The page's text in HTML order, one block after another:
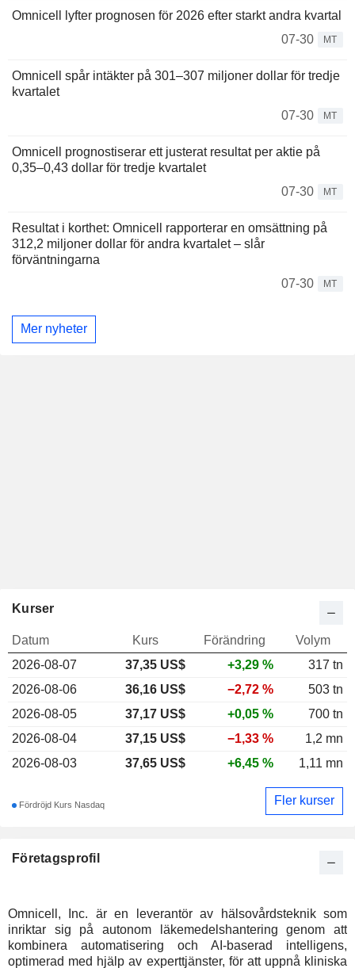
Omnicell lyfter prognosen för 2026 efter starkt andra kvartal
07-30
MT
Omnicell spår intäkter på 301–307 miljoner dollar för tredje
kvartalet
07-30
MT
Omnicell prognostiserar ett justerat resultat per aktie på
0,35–0,43 dollar för tredje kvartalet
07-30
MT
Resultat i korthet: Omnicell rapporterar en omsättning på
312,2 miljoner dollar för andra kvartalet – slår
förväntningarna
07-30
MT
Mer nyheter
Företagsprofil
Omnicell, Inc. är en leverantör av hälsovårdsteknik som
inriktar sig på autonom läkemedelshantering genom att
kombinera automatisering och AI-baserad intelligens,
optimerad med hjälp av experttjänster, för att uppnå kliniska
Kurser
Datum Kurs Förändring
Volym
2026-08-07
37,35 US$ +3,29 %
317 tn
2026-08-06
36,16 US$ −2,72 %
503 tn
2026-08-05
37,17 US$ +0,05 %
700 tn
2026-08-04
37,15 US$ −1,33 %
1,2 mn
2026-08-03
37,65 US$ +6,45 % 1,11 mn
Fördröjd Kurs Nasdaq Fler kurser